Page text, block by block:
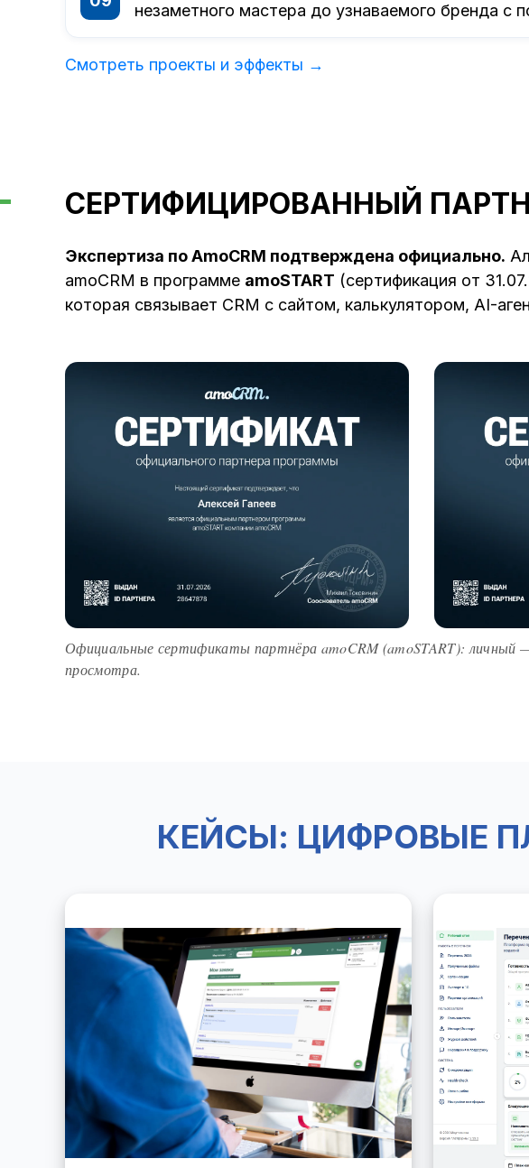
незаметного мастера до узнаваемого бренда с
Смотреть проекты и эффекты →
СЕРТИФИЦИРОВАННЫЙ
Экспертиза по AmoCRM подтверждена официально.
amoCRM в программе amoSTART (сертификация от
которая связывает CRM с сайтом, калькулятором, AI-
Официальные сертификаты партнёра amoCRM (amoSTART):
просмотра.
КЕЙСЫ: ЦИФРОВЫЕ